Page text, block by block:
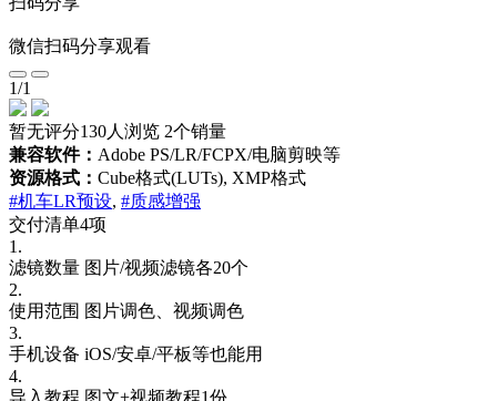
微信扫码分享观看
1/1
暂无评分130人浏览 2个销量
兼容软件： Adobe PS/LR/FCPX/电脑剪映等
资源格式： Cube格式(LUTs), XMP格式
#机车LR预设, #质感增强
交付清单4项
1.
滤镜数量 图片/视频滤镜各20个
2.
使用范围 图片调色、视频调色
3.
手机设备 iOS/安卓/平板等也能用
4.